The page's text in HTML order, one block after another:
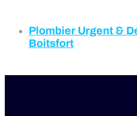
Plombier Urgent &
Boitsfort